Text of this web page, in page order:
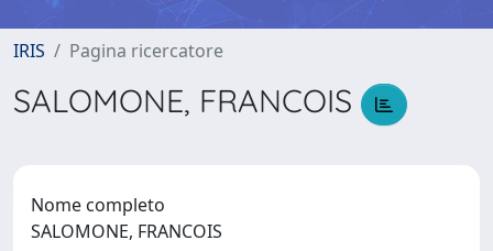
IRIS Pagina ricercatore
SALOMONE, FRANCOIS
Nome completo
SALOMONE, FRANCOIS